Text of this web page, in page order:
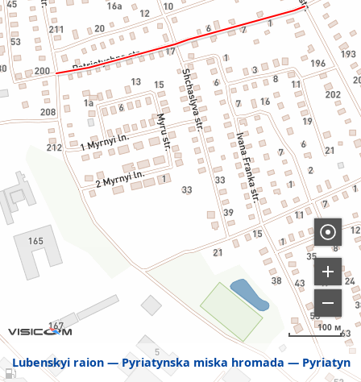
Lubenskyi raion Pyriatynska miska hromada Pyriatyn
100 м